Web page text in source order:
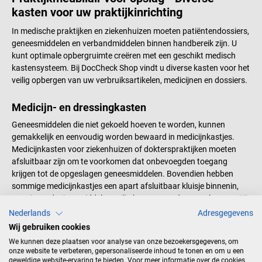
onopvallend bij de bestaande
praktijkinrichting. In de ZEMO
onderbedkasten kunnen
documenten en praktijkmateriaal
eenvoudig georganiseerd en veilig
opgeborgen worden. De
gemonteerde handgrepen zijn
reinigen. Productdetails
Tweedelige onderbedkast van
ZEMO Modulaire set bestaande
uit een kast met lade en een kast
met deur Geschikt voor bijna alle
onderzoeksbanken Gelieve uw
bestaande bank op te meten
voordat u bestelt Extra
bestaande bank Hoogwaardig
materiaal en robuuste
constructie Individueel op te
zetten, ook zonder bank
Omdat de LU2 onderbedkast-set
voorgemonteerd wordt geleverd,
is hij direct klaar voor gebruik.
Productdetails Tweedelige
onderbedkast als moderne
opbergoplossing Modulaire set
bestaande uit een kast met laden
Gelieve uw bestaande bank op te
meten voordat u bestelt Smalle
totale breedte van beide modules
Hoogwaardig materiaal en
robuuste constructie Individueel
op te zetten, ook zonder bank
Handgrepen zijn bijzonder
lichtlopende uittrekelementen in
platina-wit Afmetingen (totale
lengte): ca. 130 cm Afmetingen
kasten voor uw praktijkinrichting
In medische praktijken en ziekenhuizen moeten patiëntendossiers,
geneesmiddelen en verbandmiddelen binnen handbereik zijn. U
kunt optimale opbergruimte creëren met een geschikt medisch
kastensysteem. Bij DocCheck Shop vindt u diverse kasten voor het
veilig opbergen van uw verbruiksartikelen, medicijnen en dossiers.
Medicijn- en dressingkasten
Geneesmiddelen die niet gekoeld hoeven te worden, kunnen
gemakkelijk en eenvoudig worden bewaard in medicijnkastjes.
Medicijnkasten voor ziekenhuizen of dokterspraktijken moeten
afsluitbaar zijn om te voorkomen dat onbevoegden toegang
krijgen tot de opgeslagen geneesmiddelen. Bovendien hebben
sommige medicijnkastjes een apart afsluitbaar kluisje binnenin,
waarin verdovingsmiddelen veilig kunnen worden opgeborgen. Bij
DocCheck zijn medicijnkasten verkrijgbaar als vrijstaande
medicijnkast of als hangende medicijnkast. Wij bieden ook
praktische hoekkasten voor een optimaal gebruik van de ruimte.
Afhankelijk van het model hebben de meeste medicijnkastjes één
of meer deuren en zijn ze voorzien van draaideuren, schuifdeuren
Nederlands
Adresgegevens
Wij gebruiken cookies
We kunnen deze plaatsen voor analyse van onze bezoekersgegevens, om
onze website te verbeteren, gepersonaliseerde inhoud te tonen en om u een
geweldige website-ervaring te bieden. Voor meer informatie over de cookies